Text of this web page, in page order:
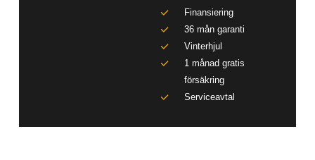
Finansiering
36 mån garanti
Vinterhjul
1 månad gratis
försäkring
Serviceavtal